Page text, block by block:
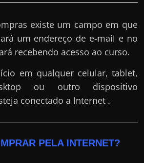
existe um campo em que
um endereço de e-mail e no
recebendo acesso ao curso.
em qualquer celular, tablet,
ou outro dispositivo
conectado a Internet .
PELA INTERNET?